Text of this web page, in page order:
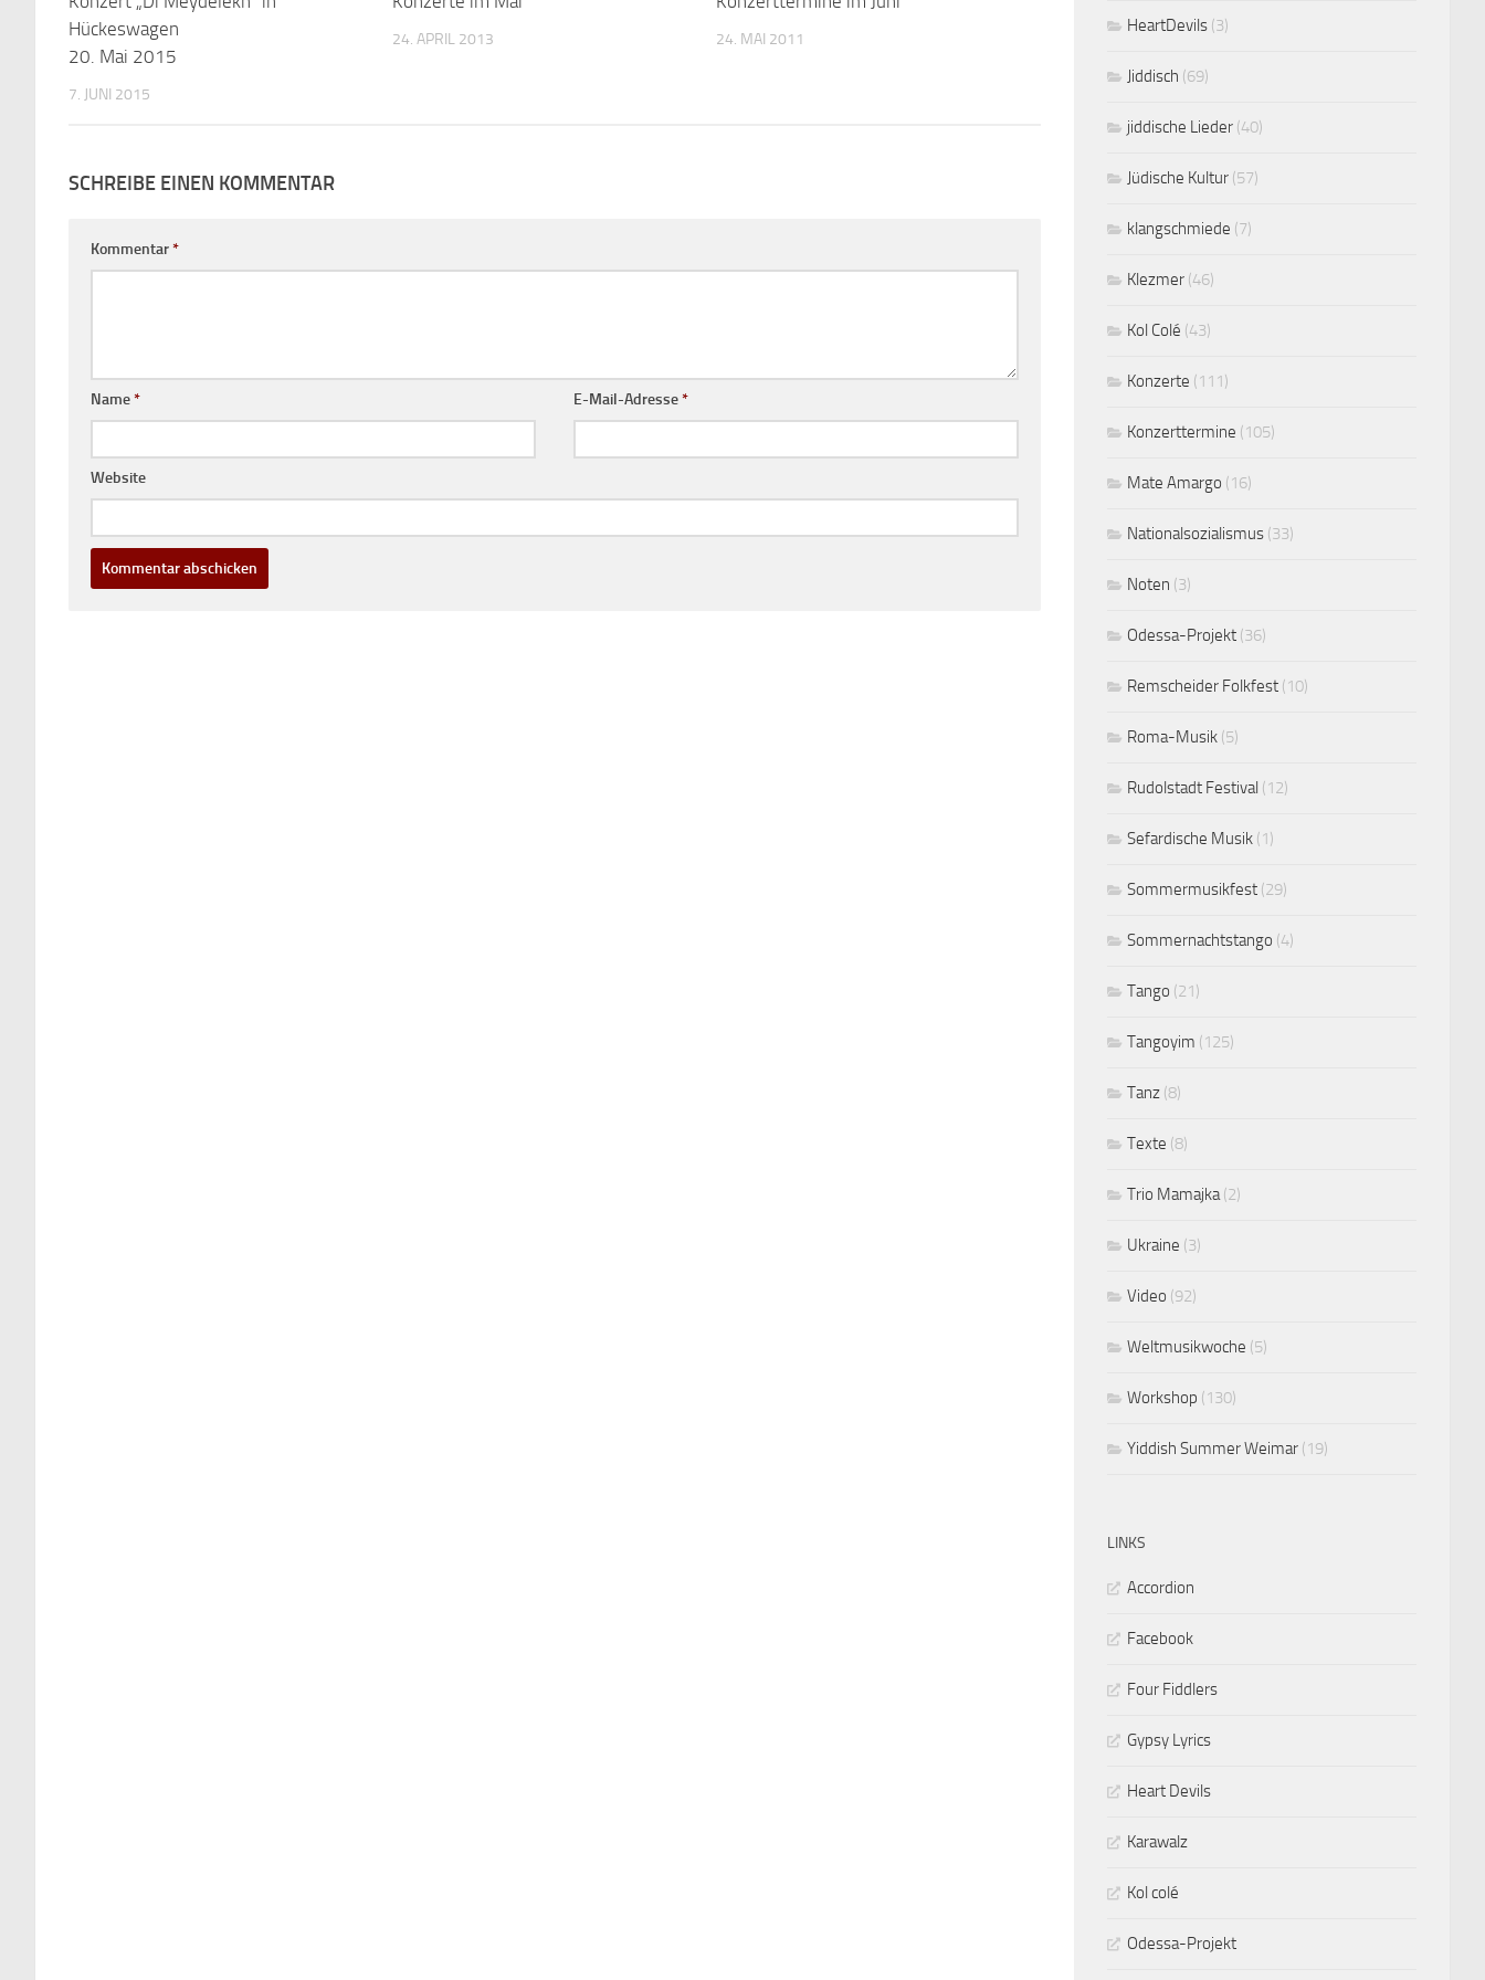
Hückeswagen
20. Mai 2015
7. JUNI 2015
24. APRIL 2013 24. MAI 2011
SCHREIBE EINEN KOMMENTAR
Kommentar*
Name* E-Mail-Adresse*
Website
HeartDevils (3)
Jiddisch (69)
jiddische Lieder (40)
Jüdische Kultur (57)
klangschmiede (7)
Klezmer (46)
Kol Colé (43)
Konzerte (111)
Konzerttermine (105)
Mate Amargo (16)
Nationalsozialismus (33)
Noten (3)
Odessa-Projekt (36)
Remscheider Folkfest (10)
Roma-Musik (5)
Rudolstadt Festival (12)
Sefardische Musik (1)
Sommermusikfest (29)
Sommernachtstango (4)
Tango (21)
Tangoyim (125)
Tanz (8)
Texte (8)
Trio Mamajka (2)
Ukraine (3)
Video (92)
Weltmusikwoche (5)
Workshop (130)
Yiddish Summer Weimar (19)
LINKS
Accordion
Facebook
Four Fiddlers
Gypsy Lyrics
Heart Devils
Karawalz
Kol colé
Odessa-Projekt